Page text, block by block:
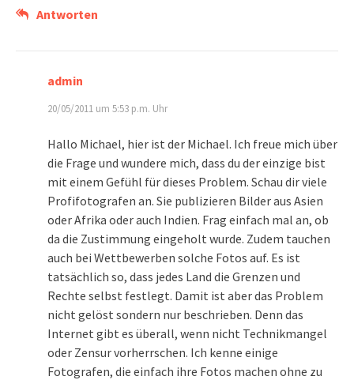
Antworten
admin
20/05/2011 um 5:53 p.m. Uhr
Hallo Michael, hier ist der Michael. Ich freue mich über
die Frage und wundere mich, dass du der einzige bist
mit einem Gefühl für dieses Problem. Schau dir viele
Profifotografen an. Sie publizieren Bilder aus Asien
oder Afrika oder auch Indien. Frag einfach mal an, ob
da die Zustimmung eingeholt wurde. Zudem tauchen
auch bei Wettbewerben solche Fotos auf. Es ist
tatsächlich so, dass jedes Land die Grenzen und
Rechte selbst festlegt. Damit ist aber das Problem
nicht gelöst sondern nur beschrieben. Denn das
Internet gibt es überall, wenn nicht Technikmangel
oder Zensur vorherrschen. Ich kenne einige
Fotografen, die einfach ihre Fotos machen ohne zu